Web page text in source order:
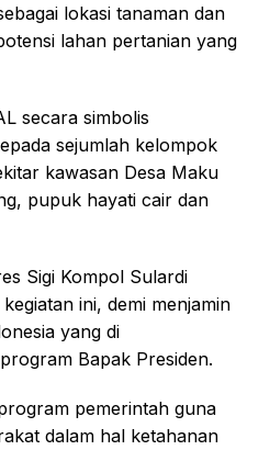
lokasi tanaman dan
lahan pertanian yang
secara simbolis
sejumlah kelompok
kawasan Desa Maku
pupuk hayati cair dan
Sigi Kompol Sulardi
ini, demi menjamin
yang di
Bapak Presiden.
pemerintah guna
dalam hal ketahanan